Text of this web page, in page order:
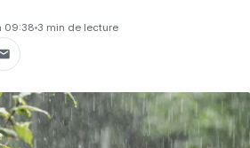
09:38 3 min de lecture